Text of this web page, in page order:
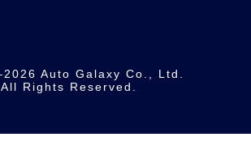
Auto Galaxy Co., Ltd.
All Rights Reserved.